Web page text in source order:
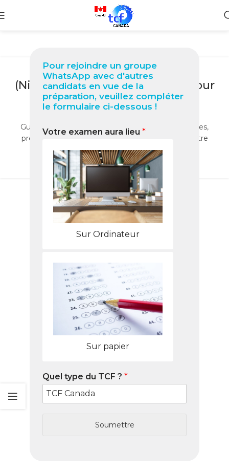
Pour rejoindre un groupe
WhatsApp avec d'autres
candidats en vue de la
préparation, veuillez compléter
le formulaire ci-dessous !
Votre examen aura lieu *
Sur Ordinateur
Sur papier
Quel type du TCF ? *
Soumettre
TCF Canada à Port Harcourt
(Nigéria) Guide complet 2026 pour
réussir votre test
0
Guide 2026 du TCF Canada à Port Harcourt : centres,
préparation, ressources et conseils pour réussir votre
test.
LIRE LA SUITE